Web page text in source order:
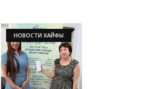
НОВОСТИ ХАЙФЫ